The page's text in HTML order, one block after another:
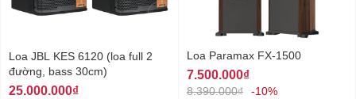
Loa JBL KES 6120 (loa full 2
đường, bass 30cm)
25.000.000₫
Loa Paramax FX-1500
7.500.000₫
8.390.000₫ -10%